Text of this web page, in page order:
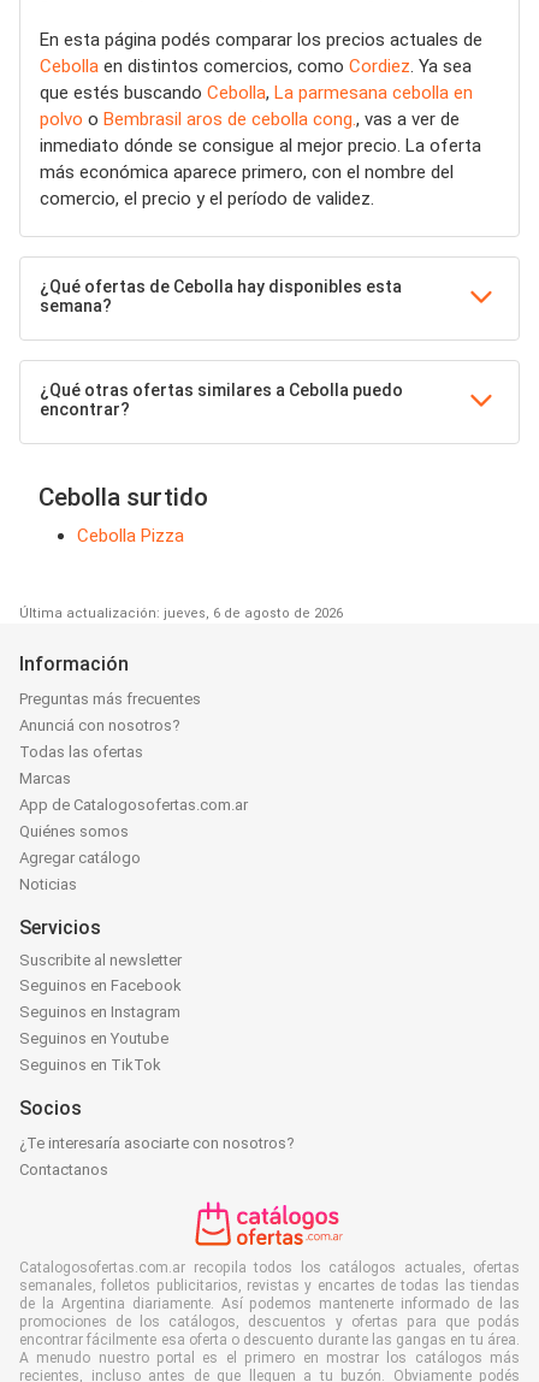
En esta página podés comparar los precios actuales de
Cebolla en distintos comercios, como Cordiez . Ya sea
que estés buscando Cebolla, La parmesana cebolla en
polvo o Bembrasil aros de cebolla cong. , vas a ver de
inmediato dónde se consigue al mejor precio. La oferta
más económica aparece primero, con el nombre del
comercio, el precio y el período de validez.
¿Qué ofertas de Cebolla hay disponibles esta
semana?
¿Qué otras ofertas similares a Cebolla puedo
encontrar?
Cebolla surtido
Cebolla Pizza
Última actualización: jueves, 6 de agosto de 2026
Información
Preguntas más frecuentes
Anunciá con nosotros?
Todas las ofertas
Marcas
App de Catalogosofertas.com.ar
Quiénes somos
Agregar catálogo
Noticias
Servicios
Suscribite al newsletter
Seguinos en Facebook
Seguinos en Instagram
Seguinos en Youtube
Seguinos en TikTok
Socios
¿Te interesaría asociarte con nosotros?
Contactanos
Catalogosofertas.com.ar recopila todos los catálogos actuales, ofertas
semanales, folletos publicitarios, revistas y encartes de todas las tiendas
de la Argentina diariamente. Así podemos mantenerte informado de las
promociones de los catálogos, descuentos y ofertas para que podás
encontrar fácilmente esa oferta o descuento durante las gangas en tu área.
A menudo nuestro portal es el primero en mostrar los catálogos más
recientes, incluso antes de que lleguen a tu buzón. Obviamente podés